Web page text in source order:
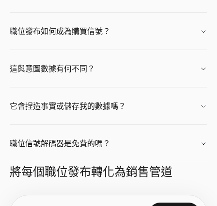
產生「0」銷售的個人化推銷腳本。免費，無需註冊。
查看→
查看→
履歷摘要生成器
查看→
查看→
CPM 計算器
查看→
職位發布如何成為購買信號？
這與意圖數據有何不同？
它會捏造事實或儲存我的數據嗎？
職位信號解碼器是免費的嗎？
將每個職位發布轉化為銷售管道